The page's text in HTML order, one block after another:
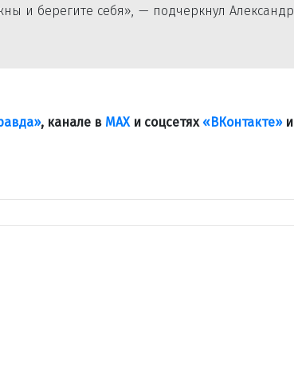
и берегите себя», — подчеркнул Александр
, канале в МАХ и соцсетях «ВКонтакте»и